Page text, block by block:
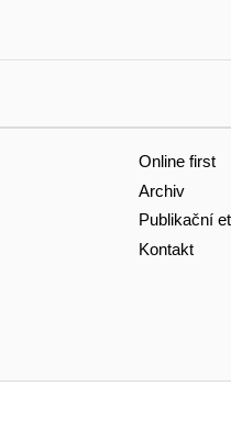
Online first
Archiv
Publikační
Kontakt